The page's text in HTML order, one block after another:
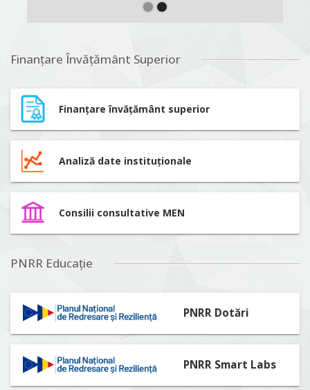
Finanțare Învățământ Superior
Finanțare învățământ superior
Analiză date instituționale
Consilii consultative MEN
PNRR Educație
PNRR Dotări
PNRR Smart Labs